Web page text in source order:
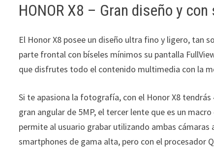
HONOR X8 – Gran diseño y
El Honor X8 posee un diseño ultra fino y ligero, tan
parte frontal con bíseles mínimos su pantalla
que disfrutes todo el contenido multimedia con la
Si te apasiona la fotografía, con el Honor X8
gran angular de 5MP, el tercer lente que es un
permite al usuario grabar utilizando ambas
smartphones de gama alta, pero con el procesador